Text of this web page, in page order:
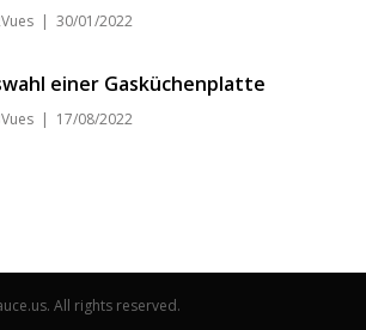
| 30/01/2022
einer Gasküchenplatte
| 17/08/2022
All rights reserved.